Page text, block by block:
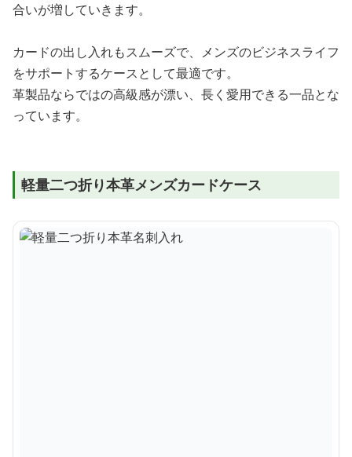
合いが増していきます。
カードの出し入れもスムーズで、メンズのビジネスライフ
をサポートするケースとして最適です。
革製品ならではの高級感が漂い、長く愛用できる一品とな
っています。
軽量二つ折り本革メンズカードケース